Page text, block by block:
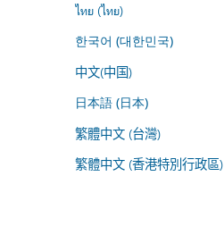
ไทย (ไทย)
한국어 (대한민국)
中文(中国)
日本語 (日本)
繁體中文 (台灣)
繁體中文 (香港特別行政區)